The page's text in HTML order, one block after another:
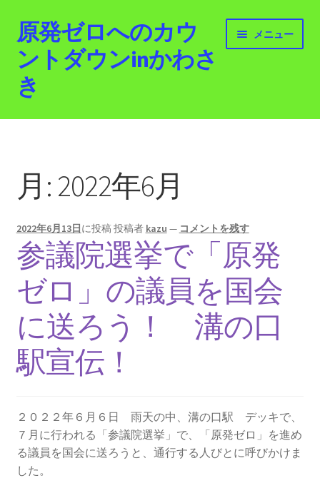
ナ
ビ
ゲ
ー
シ
キ
ッ
プ
コ
ン
テ
ン
ツ
プ
原発ゼロへのカウ
ントダウンinかわさ
き
メニュー
ホーム
活動紹介
2012.3.11 「原発ゼロへのカウントダウンinかわさ
き」「原発ゼロへの行進！誰でもデモ！」
原発ゼロ金曜日行動 inかわさき
2013.3.10 第２回原発ゼロへのカウントダウンinかわ
さき 集会
2014.3.16 第３回原発ゼロへのカウントダウンinかわ
2014.10.13 「今こそ９条inかわさき」大集会 第二分
科会【原発は人権問題だ】 福島からの発言
月: 2022年6月
2022年6月13日に投稿投稿者 kazu — コメントを残す
参議院選挙で「原発
ゼロ」の議員を国会
に送ろう！ 溝の口
駅宣伝！
２０２２年６月６日 雨天の中、溝の口駅 デッキで、
７月に行われる「参議院選挙」で、「原発ゼロ」を進め
る議員を国会に送ろうと、通行する人びとに呼びかけま
した。